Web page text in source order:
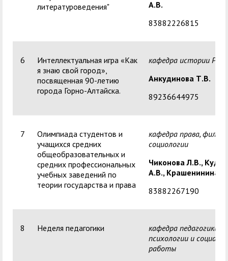
литературоведения"
А.В.
83882226815
6
Интеллектуальная игра «Как
я знаю свой город»,
посвященная 90-летию
города Горно-Алтайска.
кафедра истории
Анкудинова Т.В.
89236644975
7
Олимпиада студентов и
учащихся средних
общеобразовательных и
средних профессиональных
учебных заведений по
теории государства и права
кафедра права,
социологии
Чиконова Л.В.,
А.В., Крашенинина
83882267190
8 Неделя педагогики
кафедра педагогики,
психологии и
работы